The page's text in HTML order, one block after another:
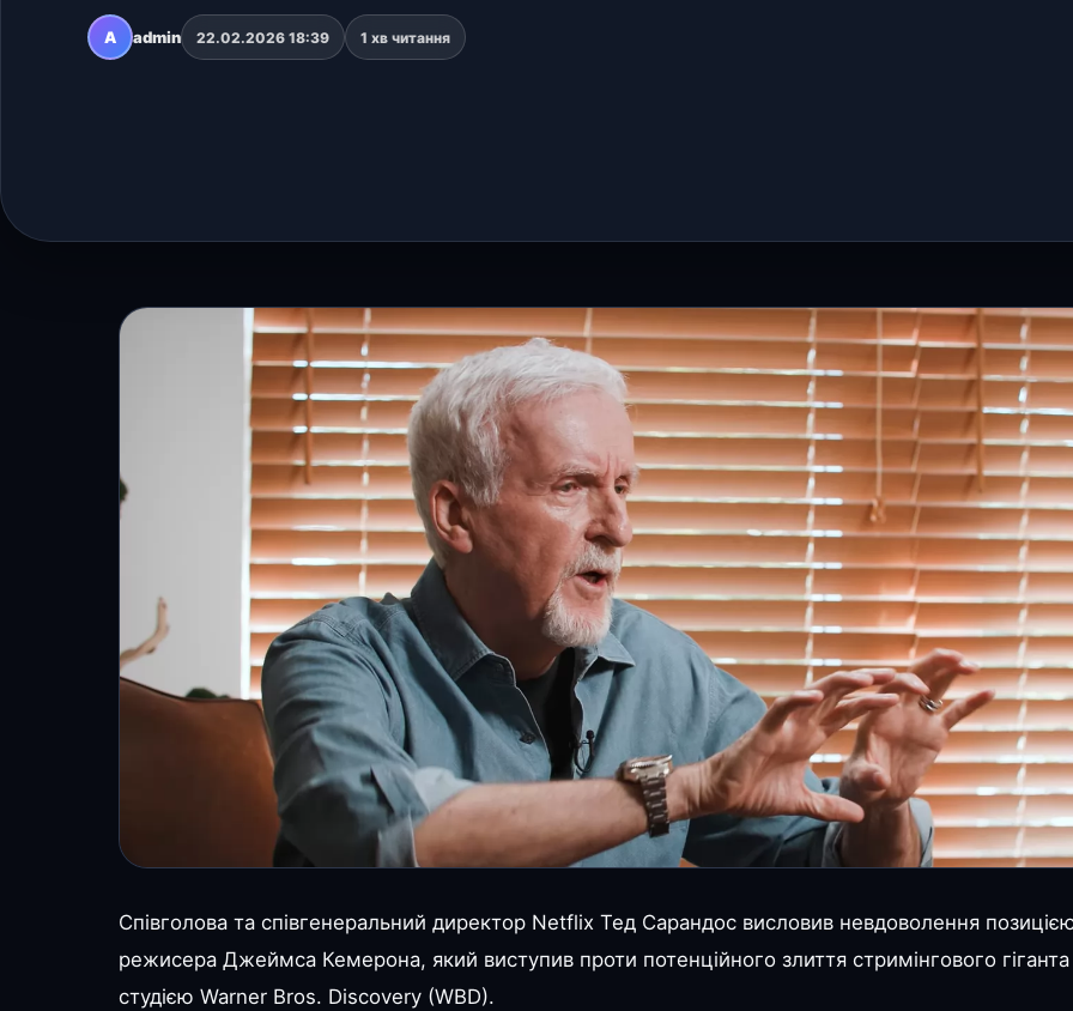
A admin 22.02.2026 18:39 1 хв читання
Співголова та співгенеральний директор Netflix Тед Сарандос висловив невдоволення
режисера Джеймса Кемерона, який виступив проти потенційного злиття стримінгового гіганта
студією Warner Bros. Discovery (WBD).